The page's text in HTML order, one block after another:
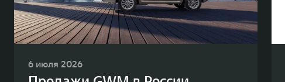
6 июля 2026